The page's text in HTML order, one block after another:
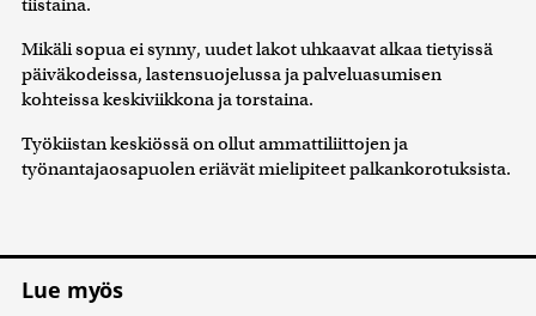
tiistaina.
Mikäli sopua ei synny, uudet lakot uhkaavat alkaa tietyissä
päiväkodeissa, lastensuojelussa ja palveluasumisen
kohteissa keskiviikkona ja torstaina.
Työkiistan keskiössä on ollut ammattiliittojen ja
työnantajaosapuolen eriävät mielipiteet palkankorotuksista.
Lue myös